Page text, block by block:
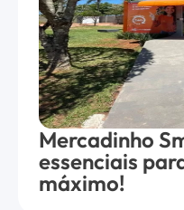
Mercadinho
essenciais
máximo!